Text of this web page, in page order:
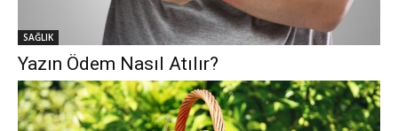
SAĞLIK
Yazın Ödem Nasıl Atılır?